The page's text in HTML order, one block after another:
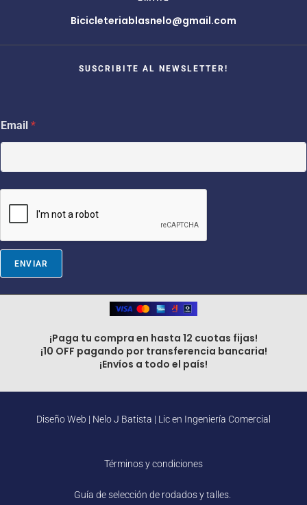
Bicicleteriablasnelo@gmail.com
SUSCRIBITE AL NEWSLETTER!
*
E
a
l
Email *
ENVIAR
¡Paga tu compra en hasta 12 cuotas fijas!
¡10 OFF pagando por transferencia bancaria!
¡Envíos a todo el país!
Diseño Web | Nelo J Batista | Lic en Ingeniería Comercial
Términos y condiciones
Guía de selección de rodados y talles.